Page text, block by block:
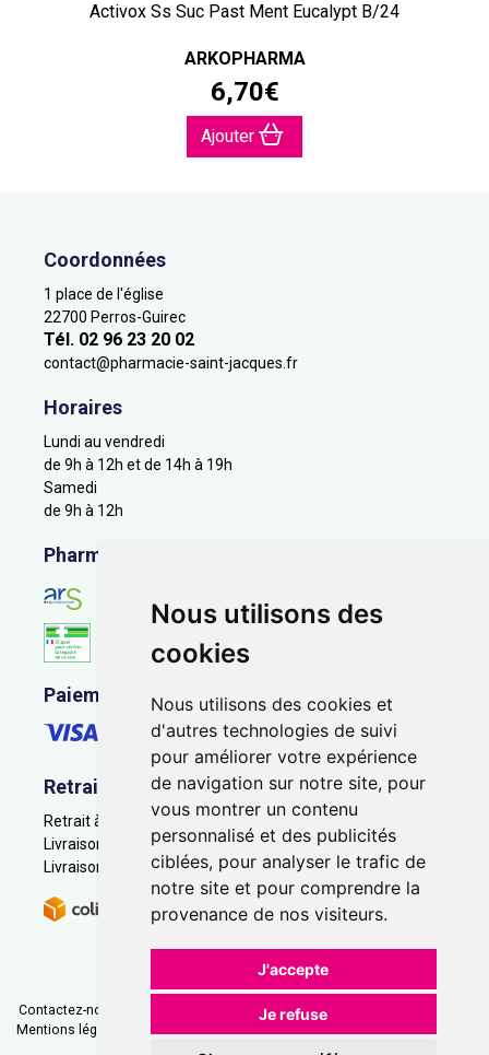
Nous utilisons des
cookies
Nous utilisons des cookies et
d'autres technologies de suivi
pour améliorer votre expérience
de navigation sur notre site, pour
vous montrer un contenu
personnalisé et des publicités
ciblées, pour analyser le trafic de
notre site et pour comprendre la
provenance de nos visiteurs.
J'accepte
Je refuse
Activox Ss Suc Past Ment Eucalypt B/24
ARKOPHARMA
6,70€
Ajouter
Coordonnées
1 place de l'église
22700 Perros-Guirec
Tél. 02 96 23 20 02
contact@pharmacie-saint-jacques.fr
Horaires
Lundi au vendredi
de 9h à 12h et de 14h à 19h
Samedi
de 9h à 12h
Pharmacie en ligne agréée
Paiement sécurisé
Retrait - Livraison
Retrait à la pharmacie - Click & Collect
Livraison en Point Relais
Livraison à domicile
Contactez-nous | Déclarer un effet indésirable
Mentions légales
Cookies Préférences Cookies